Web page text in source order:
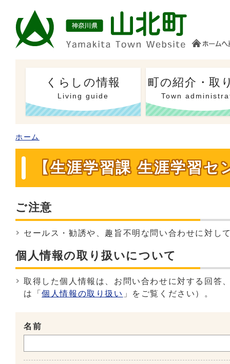
くらしの情報
Living guide
町の紹介・取
Town
ホーム
【生涯学習課 生涯学習
ご注意
セールス・勧誘や、趣旨不明な問い合わせに対し
個人情報の取り扱いについて
取得した個人情報は、お問い合わせに対する回答
は「個人情報の取り扱い 」をご覧ください）。
名前